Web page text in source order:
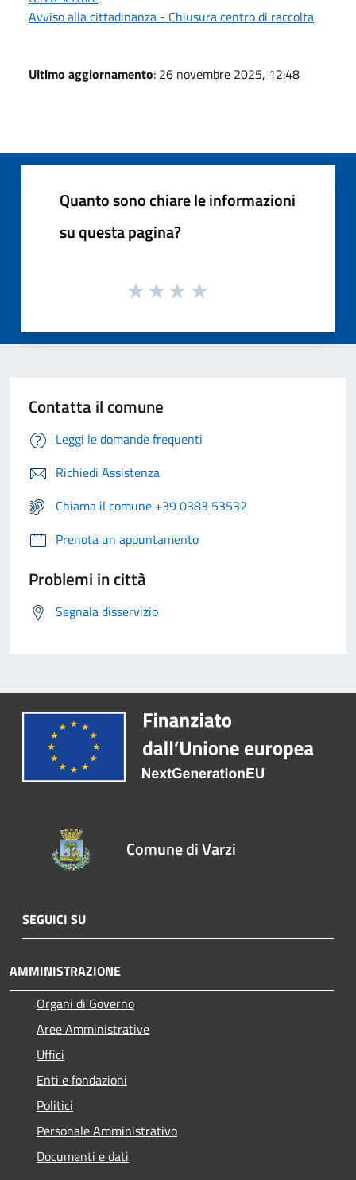
Avviso alla cittadinanza - Chiusura centro di raccolta
Ultimo aggiornamento: 26 novembre 2025, 12:48
Quanto sono chiare le informazioni
su questa pagina?
Contatta il comune
Leggi le domande frequenti
Richiedi Assistenza
Chiama il comune +39 0383 53532
Prenota un appuntamento
Problemi in città
Segnala disservizio
Comune di Varzi
SEGUICI SU
AMMINISTRAZIONE
Organi di Governo
Aree Amministrative
Uffici
Enti e fondazioni
Politici
Personale Amministrativo
Documenti e dati